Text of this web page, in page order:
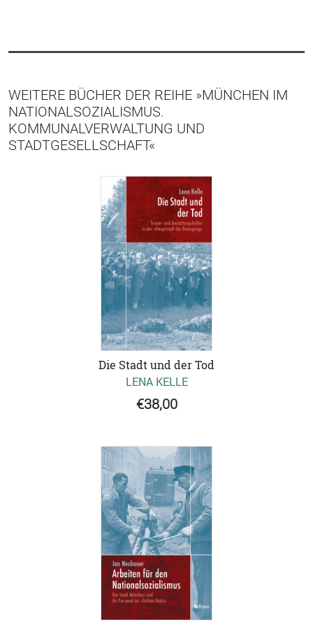
WEITERE BÜCHER DER REIHE »MÜNCHEN IM
NATIONALSOZIALISMUS.
KOMMUNALVERWALTUNG UND
STADTGESELLSCHAFT«
Die Stadt und der Tod
LENA KELLE
€38,00